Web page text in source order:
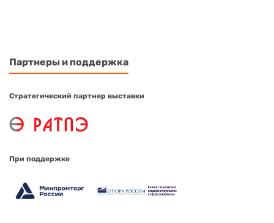
Партнеры и поддержка
Стратегический партнер выставки
При поддержке